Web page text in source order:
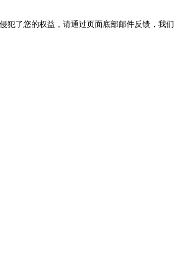
犯了您的权益，请通过页面底部邮件反馈，我们